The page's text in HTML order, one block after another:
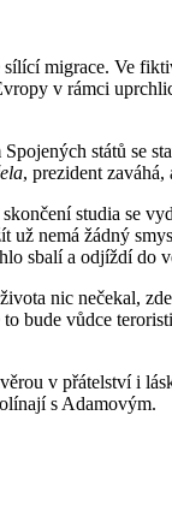
sílící migrace. Ve
v rámci
států
, prezident
studia se
nemá žádný
sbalí a odjíždí
nic nečekal,
bude vůdce
v přátelství i
s Adamovým.